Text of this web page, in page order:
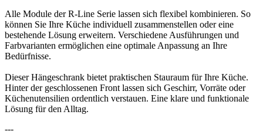
Alle Module der R-Line Serie lassen sich flexibel kombinieren. So
können Sie Ihre Küche individuell zusammenstellen oder eine
bestehende Lösung erweitern. Verschiedene Ausführungen und
Farbvarianten ermöglichen eine optimale Anpassung an Ihre
Bedürfnisse.
Dieser Hängeschrank bietet praktischen Stauraum für Ihre Küche.
Hinter der geschlossenen Front lassen sich Geschirr, Vorräte oder
Küchenutensilien ordentlich verstauen. Eine klare und funktionale
Lösung für den Alltag.
---